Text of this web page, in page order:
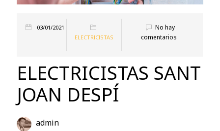
03/01/2021
ELECTRICISTAS
No hay
comentarios
ELECTRICISTAS SANT
JOAN DESPÍ
admin